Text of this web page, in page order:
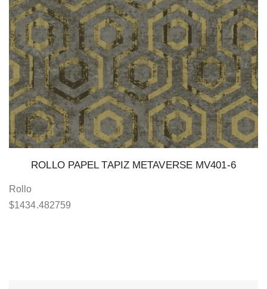
ROLLO PAPEL TAPIZ METAVERSE MV401-6
Rollo
$1434.482759